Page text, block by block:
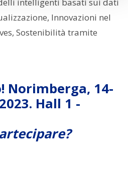
Innovazioni nel
Sostenibilità tramite
Norimberga, 14-
Hall 1 -